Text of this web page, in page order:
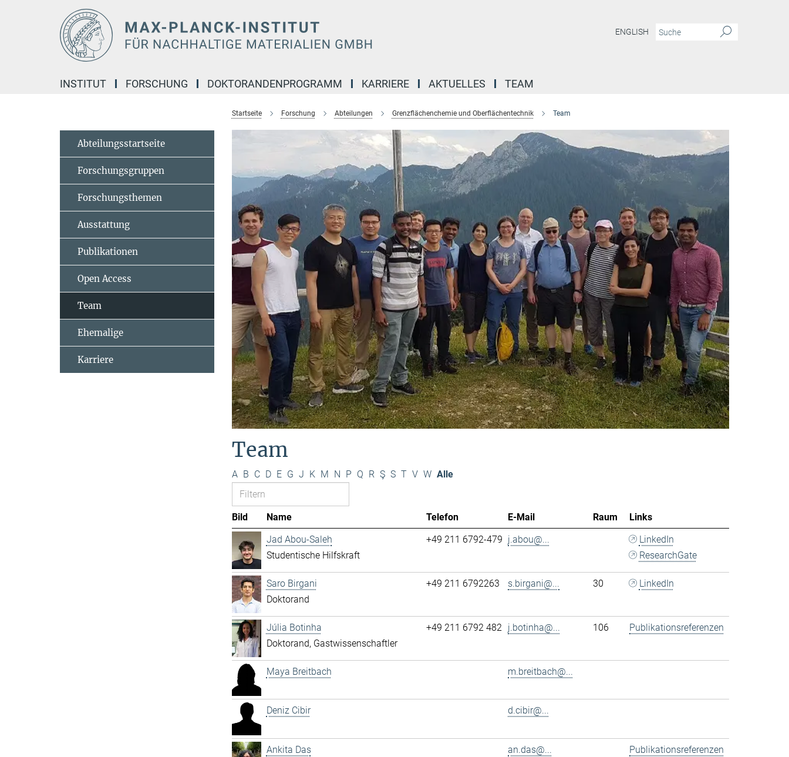
ENGLISH
INSTITUT FORSCHUNG DOKTORANDENPROGRAMM KARRIERE AKTUELLES TEAM
Startseite Forschung Abteilungen Grenzflächenchemie und Oberflächentechnik Team
Team
A B C D E G J K M N P Q R Ş S T V W Alle
Bild Name Telefon E-Mail Raum
Links
Jad Abou-Saleh
Studentische Hilfskraft
+49 211 6792-479 j.abou@...
LinkedIn
ResearchGate
Saro Birgani
Doktorand
+49 211 6792263 s.birgani@... 30 LinkedIn
Júlia Botinha
Doktorand, Gastwissenschaftler
+49 211 6792 482 j.botinha@... 106 Publikationsreferenzen
Maya Breitbach m.breitbach@...
Deniz Cibir d.cibir@...
Ankita Das
an.das@... Publikationsreferenzen
Abteilungsstartseite
Forschungsgruppen
Forschungsthemen
Ausstattung
Publikationen
Open Access
Team
Ehemalige
Karriere